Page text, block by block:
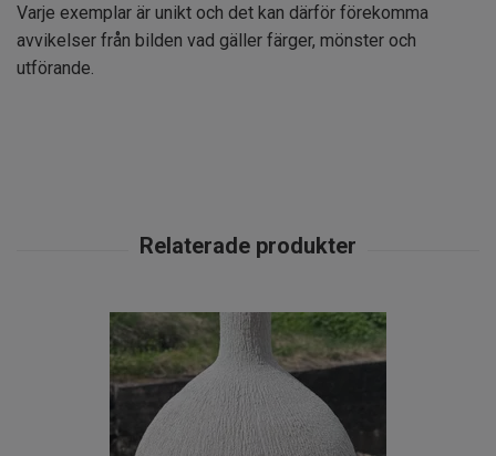
Varje exemplar är unikt och det kan därför förekomma
avvikelser från bilden vad gäller färger, mönster och
utförande.